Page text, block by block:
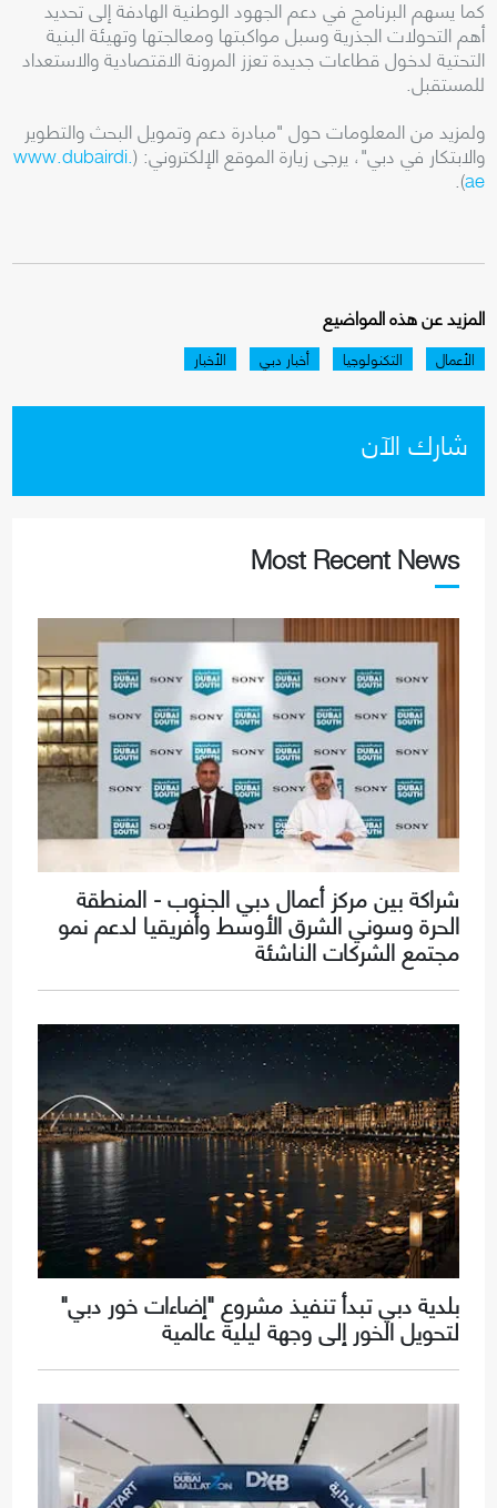
كما يسهم البرنامج في دعم الجهود الوطنية الهادفة إلى تحديد
أهم التحولات الجذرية وسبل مواكبتها ومعالجتها وتهيئة البنية
التحتية لدخول قطاعات جديدة تعزز المرونة الاقتصادية والاستعداد
للمستقبل.
ولمزيد من المعلومات حول "مبادرة دعم وتمويل البحث والتطوير
والابتكار في دبي"، يرجى زيارة الموقع الإلكتروني: (www.dubairdi.
ae
).
المزيد عن هذه المواضيع
الأعمال التكنولوجيا أخبار دبي الأخبار
شارك الآن
Most Recent News
شراكة بين مركز أعمال دبي الجنوب - المنطقة
الحرة وسوني الشرق الأوسط وأفريقيا لدعم نمو
مجتمع الشركات الناشئة
بلدية دبي تبدأ تنفيذ مشروع "إضاءات خور دبي"
لتحويل الخور إلى وجهة ليلية عالمية